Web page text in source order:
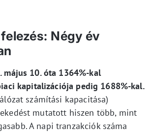
Négy év
május 10. óta 1364%-kal
kapitalizációja pedig 1688%-kal.
számítási kapacitása)
mutatott hiszen több, mint
A napi tranzakciók száma